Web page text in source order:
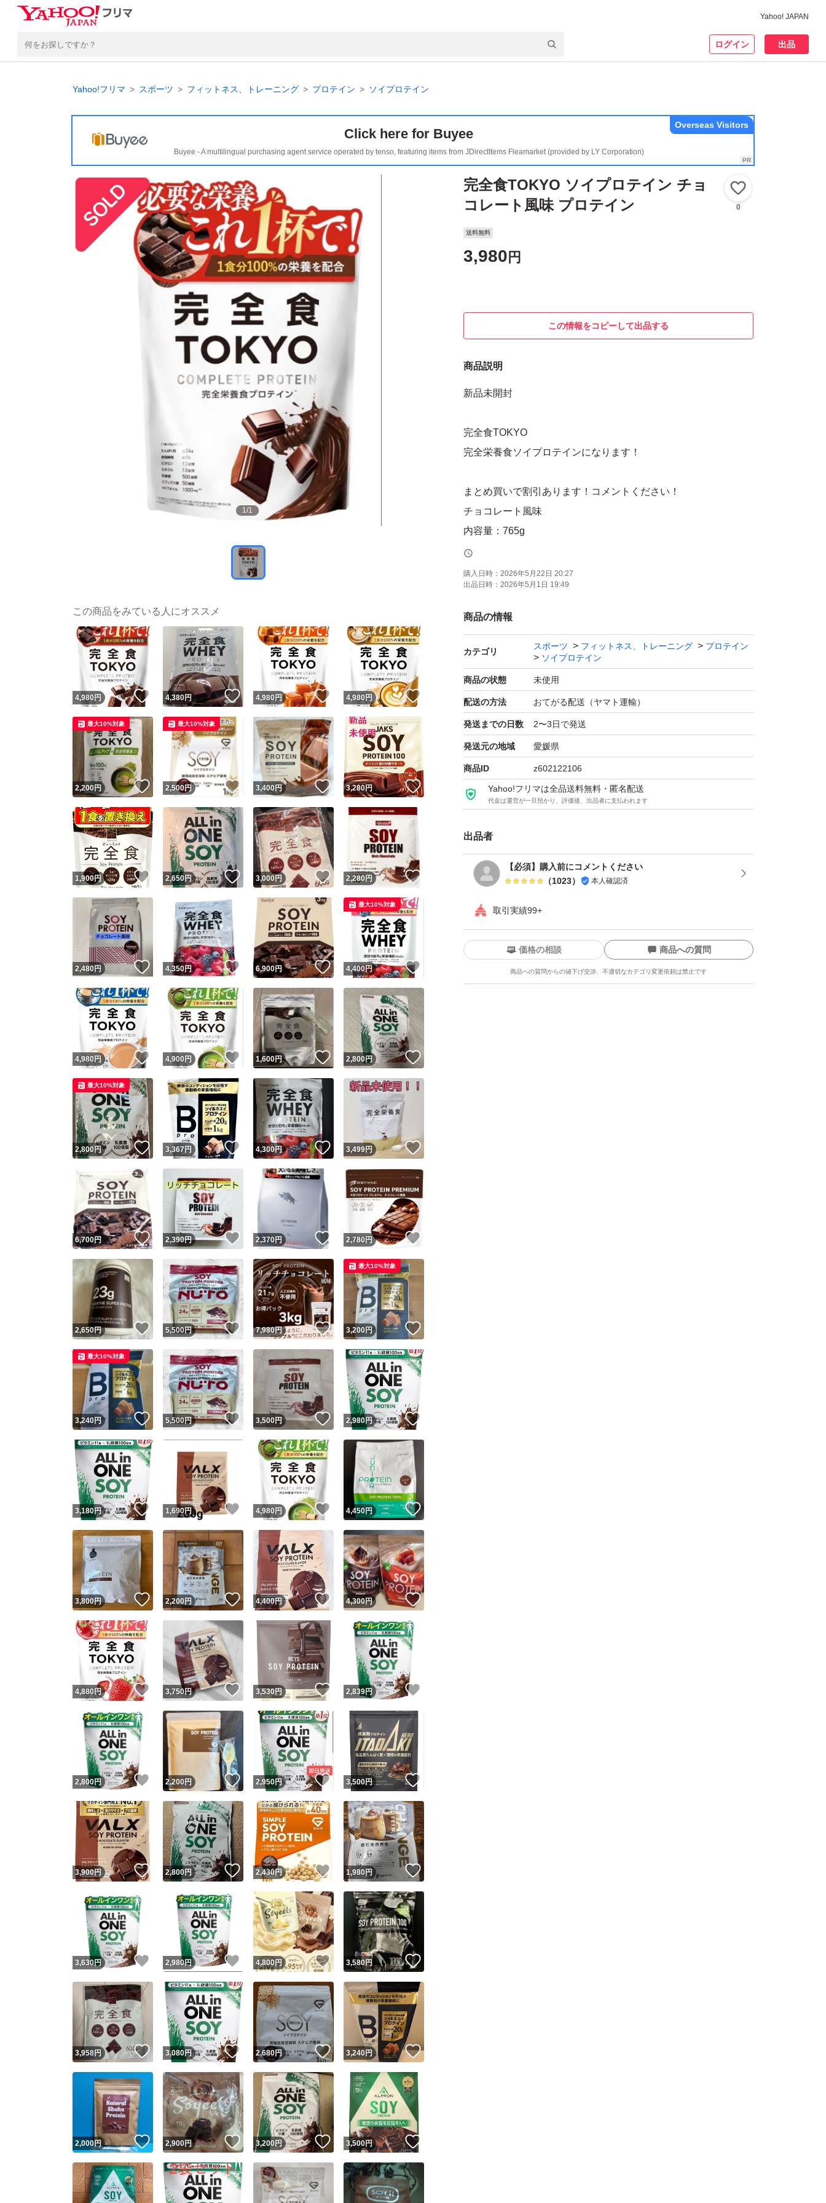
Yahoo! JAPAN
ログイン 出品
Yahoo!フリマ スポーツ フィットネス、トレーニング プロテイン ソイプロテイン
Click here for Buyee
Buyee - A multilingual purchasing agent service operated by tenso, featuring items from JDirectItems Fleamarket (provided by LY Corporation)
Overseas Visitors
1/1
完全食TOKYO ソイプロテイン チョ
コレート風味 プロテイン
0
送料無料
3,980 円
この情報をコピーして出品する
商品説明
新品未開封
完全食TOKYO
完全栄養食ソイプロテインになります！
まとめ買いで割引あります！コメントください！
チョコレート風味
内容量：765g
期限2027.6月
簡易梱包にて発送します！
※受け取り評価は、商品が配達された日にできる方でお願いいた
【1食分の栄養】厚生労働省が発表する1日に必要な栄養素の1/3を
すべてとれる「完全栄養プロテイン」です。
【置き換えダイエット】1食分の栄養をとりながら、カロリーは
たったの140kcalで糖質もわずか4.5gとダイエットに最適なのが完
全食TOKYO。栄養と美容を犠牲にせずに、キレイにダイエットを
行いたい方にピッタリです。
【毎朝スッキリ菌活成分】体内フローラを整える乳酸菌500億個
とビフィズス菌50億個を配合。さらに乳酸菌やビフィズス菌の働
【美容成分】MCTオイルと植物性プラセンタを贅沢配合。栄養、
菌活、美容すべての成分をオールインワン。
購入日時： 2026年5月22日 20:27
出品日時： 2026年5月1日 19:49
商品の情報
カテゴリ
スポーツ フィットネス、トレーニング
プロテイン
ソイプロテイン
商品の状態 未使用
配送の方法 おてがる配送（ヤマト運輸）
発送までの日数 2〜3日で発送
発送元の地域 愛媛県
商品ID z602122106
Yahoo!フリマは全品送料無料・匿名配送
代金は運営が一旦預かり、評価後、出品者に支払われます
出品者
【必須】購入前にコメントください
（1023） 本人確認済
取引実績99+
ユーザーの実績について
Yahoo!フリマが定めた一定の基準を満たしたユーザーにバッジを付与しています
安心取引出品者
安心取引出品者 Yahoo!フリマの基準をクリアした安心・安全なユーザーです
取引実績
取引実績◯+ このユーザーはYahoo!フリマの取引を完了させた実績があります
他フリマ実績◯+ このユーザーは他フリマサービスでの取引実績があります
スピード&安心発送
※このバッジは実績に基づく表示であり、発送を保証しているものではありません
スピード＆安心発送
このユーザーは高頻度で24時間以内＆設定した発送日数内に発送してい
ます
スピード発送 このユーザーは高頻度で24時間以内に発送しています
安心発送 このユーザーは設定した発送日数内に発送しています
価格の相談 商品への質問
商品への質問からの値下げ交渉、不適切なカテゴリ変更依頼は禁止です
この商品の情報をコピーします
商品画像の 無断転載は禁止されています
コピーは1商品につき1回です
出品ページへ
キャンセル
この商品をみている人にオススメ
4,980円 いいね！
4,380円 いいね！
4,980円 いいね！
4,980円
2,200円 いいね！
最大10%対象
2,500円 いいね！
最大10%対象
3,400円 いいね！
3,280円 いいね！
1,900円 いいね！
2,650円 いいね！
3,000円 いいね！
2,280円
2,480円 いいね！
4,350円 いいね！
6,900円 いいね！
4,400円
最大10%対象
4,980円 いいね！
4,900円 いいね！
1,600円 いいね！
2,800円 いいね！
2,800円 いいね！
最大10%対象
3,367円 いいね！
4,300円 いいね！
3,499円
6,700円 いいね！
2,390円 いいね！
2,370円 いいね！
2,780円
2,650円 いいね！
5,500円 いいね！
7,980円 いいね！
3,200円
最大10%対象
3,240円 いいね！
最大10%対象
5,500円 いいね！
3,500円 いいね！
2,980円
3,180円 いいね！
1,690円 いいね！
4,980円 いいね！
4,450円 いいね！
3,800円 いいね！
2,200円 いいね！
4,400円 いいね！
4,300円 いいね！
4,880円 いいね！
3,750円 いいね！
3,530円 いいね！
2,839円
2,800円 いいね！
2,200円 いいね！
2,950円 いいね！
3,500円
3,900円 いいね！
2,800円 いいね！
2,430円 いいね！
1,980円
3,630円 いいね！
2,980円 いいね！
4,800円 いいね！
3,580円
3,958円 いいね！
3,080円 いいね！
2,680円 いいね！
3,240円 いいね！
2,000円 いいね！
2,900円 いいね！
3,200円 いいね！
3,500円